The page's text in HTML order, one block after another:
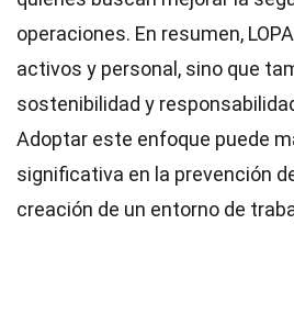
operaciones. En resumen,
activos y personal, sino que
sostenibilidad y
Adoptar este enfoque puede
significativa en la prevención
creación de un entorno de